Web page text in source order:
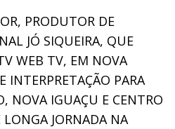
PRODUTOR DE
JÓ SIQUEIRA, QUE
WEB TV, EM NOVA
INTERPRETAÇÃO PARA
NOVA IGUAÇU E CENTRO
JORNADA NA